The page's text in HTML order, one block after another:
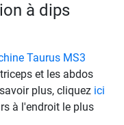
à dips
Taurus MS3
et les abdos
plus, cliquez ici
à l'endroit le plus